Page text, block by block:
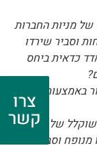
מניות החברות
וסביר שירדו
כדאית ביחס
באמצעות שני
של המניות
מנופח וסביר שירד
צרו
קשר